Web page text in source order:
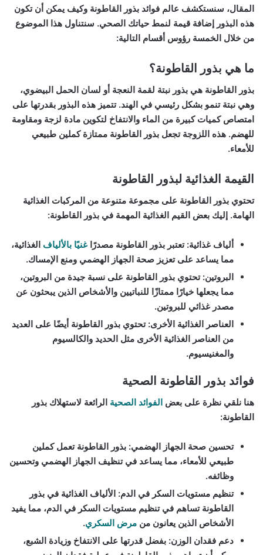
المقال، سنستكشف عالم فوائد بذور القاطونة وكيف يمكن أن تكون
هذه البذور إضافة قيمة لنمط حياتك الصحي. سنتناول هذا الموضوع
من خلال الخمسة رؤوس أقسام التالية:
ما هي بذور القاطونة؟
بذور القاطونة هي بذور نبتة لقمة النعجة أو لسان الحمل البيضوي،
وهي نبتة تنمو بشكل رئيسي في الهند. تتميز هذه البذور بقدرتها على
امتصاص كميات كبيرة من الماء والانتفاخ لتكوين مادة لزجة ومقاومة
للهضم. هذه اللزوجة تجعل بذور القاطونة ممتازة كملين طبيعي
للأمعاء.
القيمة الغذائية لبذور القاطونة
تحتوي بذور القاطونة على مجموعة متنوعة من المركبات الغذائية
الهامة. إليك بعض القيم الغذائية المهمة في بذور القاطونة:
ألياف غذائية: تعتبر بذور القاطونة مصدرًا غنيًا بالألياف الغذائية،
مما يساعد على تعزيز صحة الجهاز الهضمي ومنع الإمساك.
البروتين: تحتوي بذور القاطونة على نسبة جيدة من البروتين،
مما يجعلها خيارًا ممتازًا للنباتيين والأشخاص الذين يبحثون عن
مصدر غذائي للبروتين.
العناصر الغذائية الأخرى: تحتوي بذور القاطونة أيضًا على العديد
من العناصر الغذائية الأخرى مثل الحديد والكالسيوم
والمغنيسيوم.
فوائد بذور القاطونة الصحية
هنا نلقي نظرة على بعض الفوائد الصحية الرائعة لاستهلاك بذور
القاطونة:
تحسين صحة الجهاز الهضمي: بذور القاطونة تعمل كملين
طبيعي للأمعاء، مما يساعد في تنظيف الجهاز الهضمي وتحسين
وظائفه.
تنظيم مستويات السكر في الدم: الألياف الغذائية في بذور
القاطونة تساهم في تنظيم مستويات السكر في الدم، مما يفيد
الأشخاص الذين يعانون من مرض السكري.
دعم فقدان الوزن: بفضل قدرتها على الانتفاخ وزيادة الشبع،